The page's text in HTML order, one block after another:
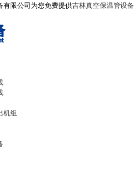
有限公司为您免费提供吉林真空保温管设备
机组